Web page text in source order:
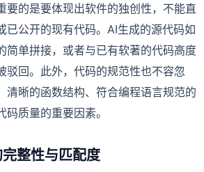
要的是要体现出软件的独创性，不能直
已公开的现有代码。AI生成的源代码如
简单拼接，或者与已有软著的代码高度
驳回。此外，代码的规范性也不容忽
清晰的函数结构、符合编程语言规范的
质量的重要因素。
整性与匹配度